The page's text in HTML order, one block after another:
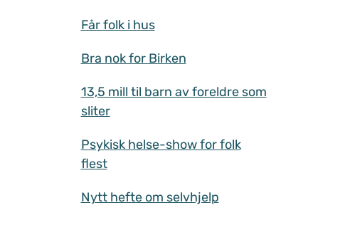
Får folk i hus
Bra nok for Birken
13,5 mill til barn av foreldre som
sliter
Psykisk helse-show for folk
flest
Nytt hefte om selvhjelp